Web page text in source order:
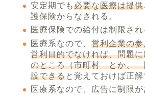
安定期でも必要な医療は提供
護保険からなされる。
医療保険での給付は制限され
医療系なので、 営利企業の
営利目的でなければ、問題
のところ（市町村 とか、
設できると覚えておけば正解
医療系なので、広告に制限